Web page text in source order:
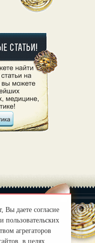
Правила
Вы даете согласие
пользовательских
агрегаторов
в целях